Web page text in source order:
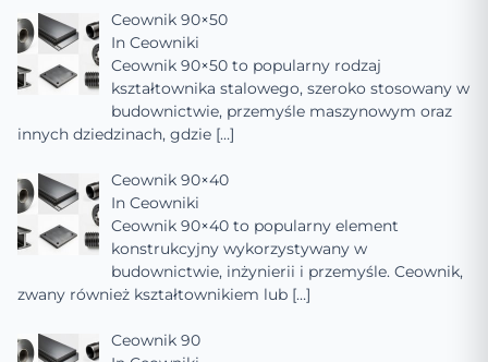
Ceownik 90×50
In Ceowniki
Ceownik 90×50 to popularny rodzaj
kształtownika stalowego, szeroko stosowany w
budownictwie, przemyśle maszynowym oraz
innych dziedzinach, gdzie […]
Ceownik 90×40
In Ceowniki
Ceownik 90×40 to popularny element
konstrukcyjny wykorzystywany w
budownictwie, inżynierii i przemyśle. Ceownik,
zwany również kształtownikiem lub […]
Ceownik 90